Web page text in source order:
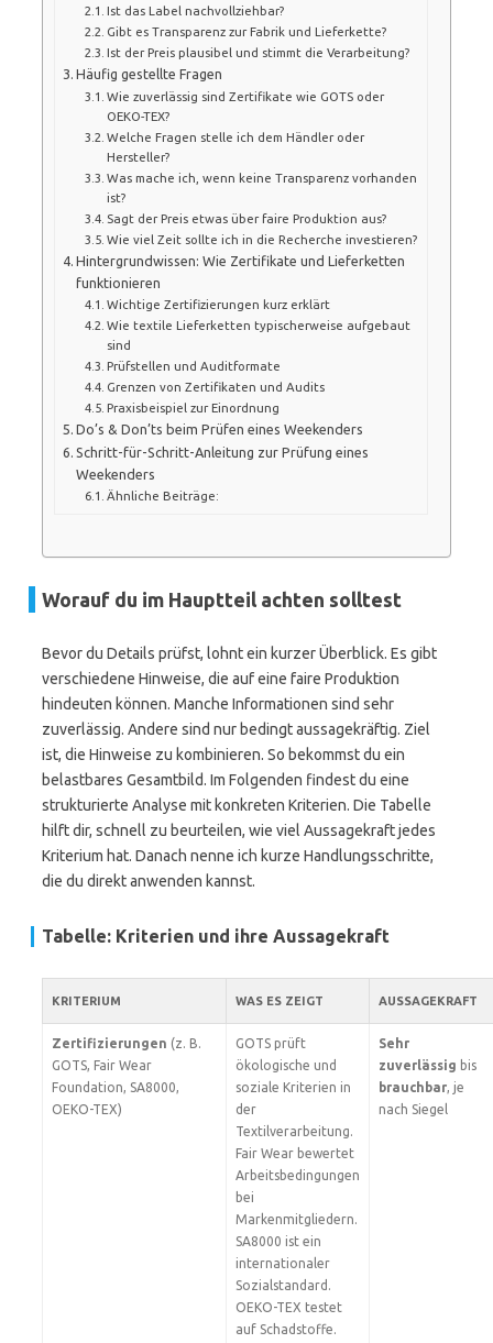
Ist das Label nachvollziehbar?
Gibt es Transparenz zur Fabrik und Lieferkette?
Ist der Preis plausibel und stimmt die Verarbeitung?
Häufig gestellte Fragen
Wie zuverlässig sind Zertifikate wie GOTS oder
OEKO-TEX?
Welche Fragen stelle ich dem Händler oder
Hersteller?
Was mache ich, wenn keine Transparenz vorhanden
ist?
Sagt der Preis etwas über faire Produktion aus?
Wie viel Zeit sollte ich in die Recherche investieren?
Hintergrundwissen: Wie Zertifikate und Lieferketten
funktionieren
Wichtige Zertifizierungen kurz erklärt
Wie textile Lieferketten typischerweise aufgebaut
sind
Prüfstellen und Auditformate
Grenzen von Zertifikaten und Audits
Praxisbeispiel zur Einordnung
Do’s & Don’ts beim Prüfen eines Weekenders
Schritt-für-Schritt-Anleitung zur Prüfung eines
Weekenders
Ähnliche Beiträge:
Worauf du im Hauptteil achten solltest
Bevor du Details prüfst, lohnt ein kurzer Überblick. Es gibt
verschiedene Hinweise, die auf eine faire Produktion
hindeuten können. Manche Informationen sind sehr
zuverlässig. Andere sind nur bedingt aussagekräftig. Ziel
ist, die Hinweise zu kombinieren. So bekommst du ein
belastbares Gesamtbild. Im Folgenden findest du eine
strukturierte Analyse mit konkreten Kriterien. Die Tabelle
hilft dir, schnell zu beurteilen, wie viel Aussagekraft jedes
Kriterium hat. Danach nenne ich kurze Handlungsschritte,
die du direkt anwenden kannst.
Tabelle: Kriterien und ihre Aussagekraft
KRITERIUM WAS ES ZEIGT AUSSAGEKRAFT
Zertifizierungen (z. B.
GOTS, Fair Wear
Foundation, SA8000,
OEKO-TEX)
GOTS prüft
ökologische und
soziale Kriterien in
der
Textilverarbeitung.
Fair Wear bewertet
Arbeitsbedingungen
bei
Markenmitgliedern.
SA8000 ist ein
internationaler
Sozialstandard.
OEKO-TEX testet
auf Schadstoffe.
Sehr
zuverlässig bis
brauchbar, je
nach Siegel